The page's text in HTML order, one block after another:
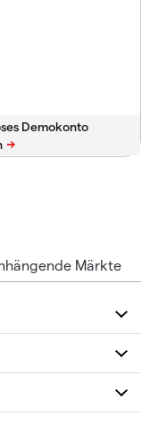
Märkte